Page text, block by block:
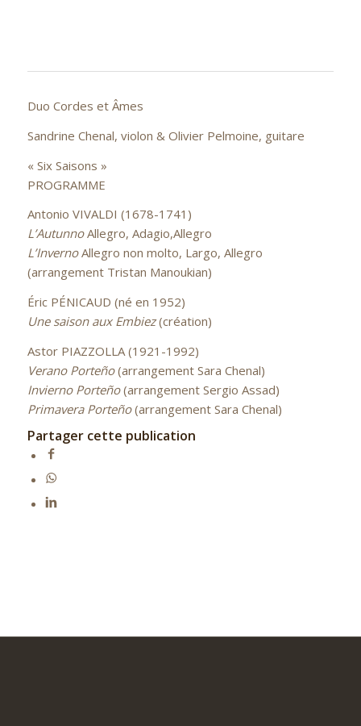
Duo Cordes et Âmes
Sandrine Chenal, violon & Olivier Pelmoine, guitare
« Six Saisons »
PROGRAMME
Antonio VIVALDI (1678-1741)
L’AutunnoAllegro, Adagio,Allegro
L’InvernoAllegro non molto, Largo, Allegro
(arrangement Tristan Manoukian)
Éric PÉNICAUD (né en 1952)
Une saison aux Embiez(création)
Astor PIAZZOLLA (1921-1992)
Verano Porteño(arrangement Sara Chenal)
Invierno Porteño(arrangement Sergio Assad)
Primavera Porteño(arrangement Sara Chenal)
Partager cette publication